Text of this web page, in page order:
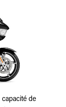
capacité de